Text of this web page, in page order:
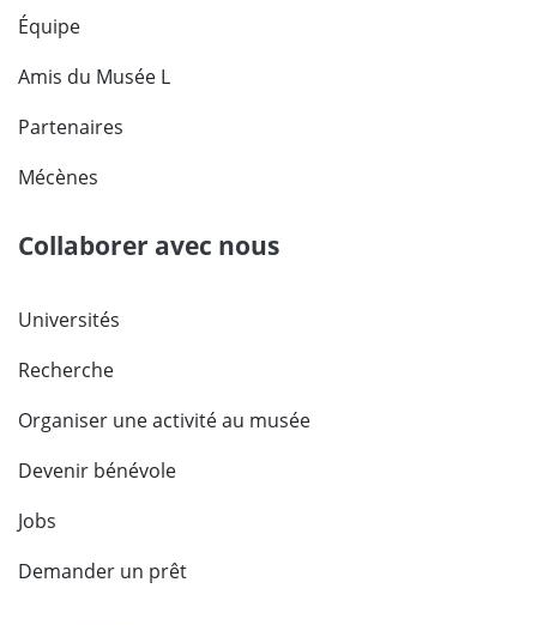
Équipe
Amis du Musée L
Partenaires
Mécènes
Collaborer avec nous
Universités
Recherche
Organiser une activité au musée
Devenir bénévole
Jobs
Demander un prêt